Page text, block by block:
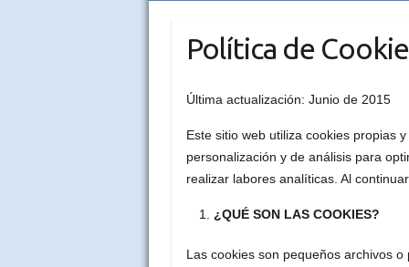
Política de
Última actualización: Junio de 2015
Este sitio web utiliza cookies propias
personalización y de análisis para
realizar labores analíticas. Al
¿QUÉ SON LAS COOKIES?
Las cookies son pequeños archivos